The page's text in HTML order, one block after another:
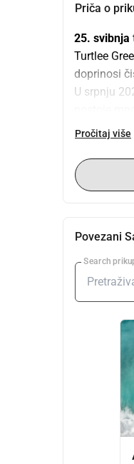
Priča o
25. svibnja
Turtlee
doprinosi
U srpnju
Donirajte
Pročitaj više
Povezani
Search